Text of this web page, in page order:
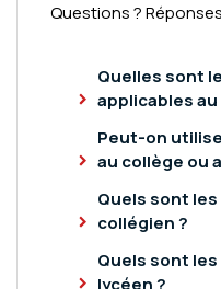
Questions ?
Quelles sont
applicables
Peut-on
au collège ou
Quels sont
collégien ?
Quels sont